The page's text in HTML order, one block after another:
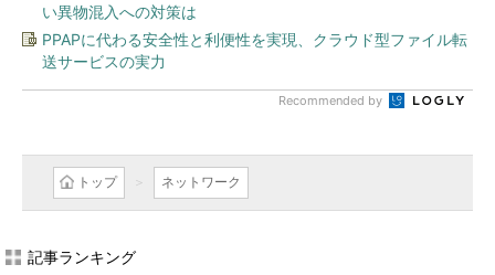
い異物混入への対策は
PPAPに代わる安全性と利便性を実現、クラウド型ファイル転
送サービスの実力
Recommended by
トップ ネットワーク
記事ランキング